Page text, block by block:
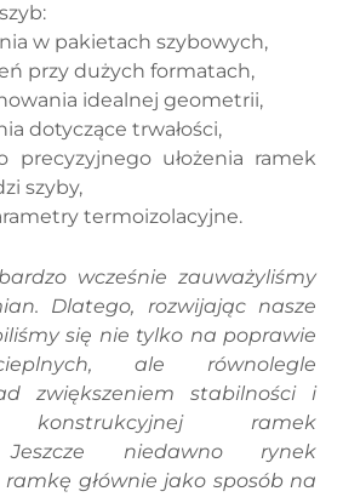
w pakietach szybowych,
przy dużych formatach,
idealnej geometrii,
dotyczące trwałości,
precyzyjnego ułożenia ramek
szyby,
termoizolacyjne.
wcześnie zauważyliśmy
Dlatego, rozwijając nasze
się nie tylko na poprawie
ale równolegle
zwiększeniem stabilności i
konstrukcyjnej ramek
Jeszcze niedawno rynek
ramkę głównie jako sposób na